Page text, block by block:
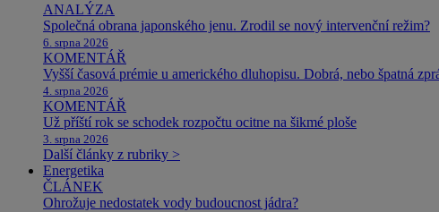
ANALÝZA
Společná obrana japonského jenu. Zrodil se nový intervenční režim?
6. srpna 2026
KOMENTÁŘ
Vyšší časová prémie u amerického dluhopisu. Dobrá, nebo špatná
4. srpna 2026
KOMENTÁŘ
Už příští rok se schodek rozpočtu ocitne na šikmé ploše
3. srpna 2026
Další články z rubriky >
Energetika
ČLÁNEK
Ohrožuje nedostatek vody budoucnost jádra?